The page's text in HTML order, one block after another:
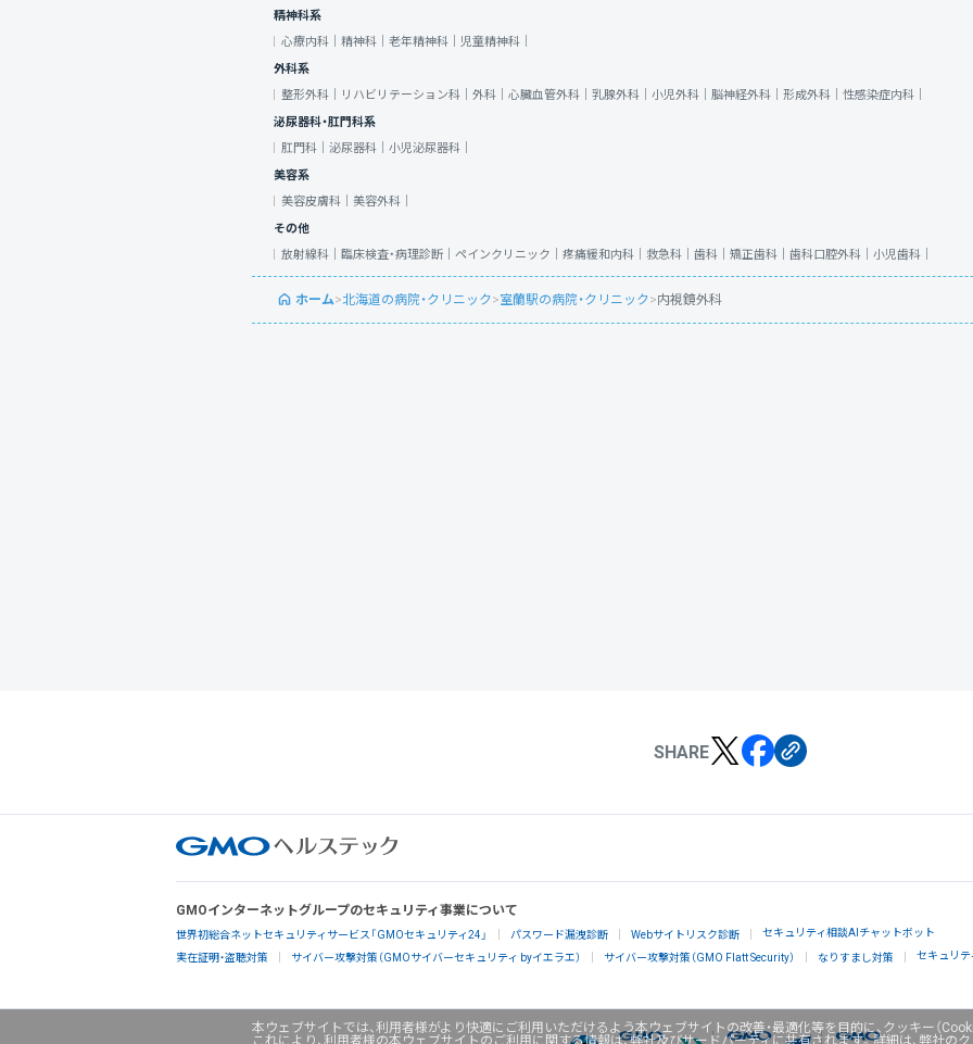
本ウェブサイトでは、利用者様がより快適にご利用いただけるよう本ウェブサイトの改善・最適化等を目的に、クッキー（
これにより、利用者様の本ウェブサイトのご利用に関する情報は、弊社及びサードパーティに共有されます。詳細は、弊社の
精神科系
心療内科｜ 精神科｜ 老年精神科｜ 児童精神科｜
外科系
整形外科｜
リハビリテーション科｜ 外科｜ 心臓血管外科｜ 乳腺外科｜ 小児外科｜ 脳神経外科｜ 形成外科｜ 性感染症内科｜
泌尿器科・肛門科系
肛門科｜ 泌尿器科｜ 小児泌尿器科｜
美容系
美容皮膚科｜ 美容外科｜
その他
放射線科｜ 臨床検査・病理診断｜ ペインクリニック｜ 疼痛緩和内科｜ 救急科｜ 歯科｜ 矯正歯科｜ 歯科口腔外科｜ 小児歯科｜
ホーム>北海道の病院・クリニック>室蘭駅の病院・クリニック>内視鏡外科
SHARE
GMOインターネットグループのセキュリティ事業について
世界初総合ネットセキュリティサービス「GMOセキュリティ24」 パスワード漏洩診断 Webサイトリスク診断 セキュリティ相談AIチャットボット
実在証明・盗聴対策 サイバー攻撃対策（GMOサイバーセキュリティ byイエラエ） サイバー攻撃対策（GMO Flatt Security） なりすまし対策 セキュリテ